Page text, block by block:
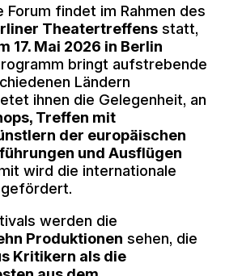
Forum findet im Rahmen des
Theatertreffens statt,
17. Mai 2026 in Berlin
bringt aufstrebende
Ländern
ihnen die Gelegenheit, an
Treffen mit
der europäischen
und Ausflügen
wird die internationale
werden die
Produktionen sehen, die
Kritikern als die